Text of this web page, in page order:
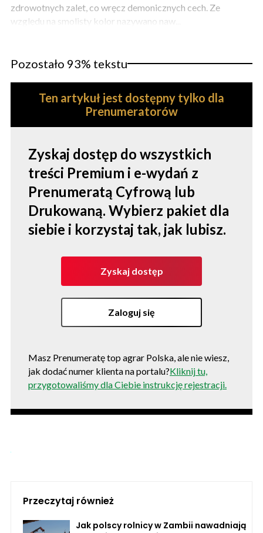
zdrowotnych zalet, co wręcz demonicznych cech. Ze
względu na smolisty kolor nazywano naw...
Pozostało 93% tekstu
Ten artykuł jest dostępny tylko dla
Prenumeratorów
Zyskaj dostęp do wszystkich
treści Premium i e-wydań z
Prenumeratą Cyfrową lub
Drukowaną. Wybierz pakiet dla
siebie i korzystaj tak, jak lubisz.
Zyskaj dostęp
Zaloguj się
Masz Prenumeratę top agrar Polska, ale nie wiesz,
jak dodać numer klienta na portalu?Kliknij tu,
przygotowaliśmy dla Ciebie instrukcję rejestracji.
Przeczytaj również
Jak polscy rolnicy w Zambii nawadniają